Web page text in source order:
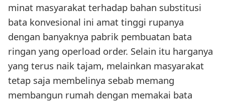
minat masyarakat terhadap bahan substitusi
bata konvesional ini amat tinggi rupanya
dengan banyaknya pabrik pembuatan bata
ringan yang operload order. Selain itu harganya
yang terus naik tajam, melainkan masyarakat
tetap saja membelinya sebab memang
membangun rumah dengan memakai bata